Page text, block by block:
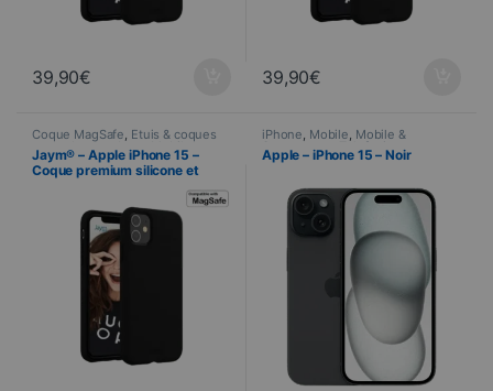
39,90€ 39,90€
Coque MagSafe, Étuis & coques
smartphones ,Jaym Mobile
Telefonie
Jaym® – Apple iPhone 15 –
Coque premium silicone et
iPhone, Mobile, Mobile &
Smartphone Telefonie
Apple – iPhone 15 – Noir